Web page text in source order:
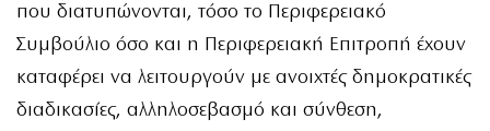
που διατυπώνονται, τόσο το Περιφερειακό
Συμβούλιο όσο και η Περιφερειακή Επιτροπή έχουν
καταφέρει να λειτουργούν με ανοιχτές δημοκρατικές
διαδικασίες, αλληλοσεβασμό και σύνθεση,